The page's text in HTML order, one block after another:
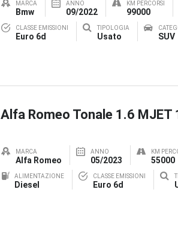
MARCA
Bmw
ANNO
09/2022
KM PERCORSI
99000
CLASSE EMISSIONI
Euro 6d
TIPOLOGIA
Usato SUV
Alfa Romeo Tonale 1.6 MJET
MARCA
Alfa Romeo
ANNO
05/2023
KM
55000
ALIMENTAZIONE
Diesel
CLASSE EMISSIONI
Euro 6d